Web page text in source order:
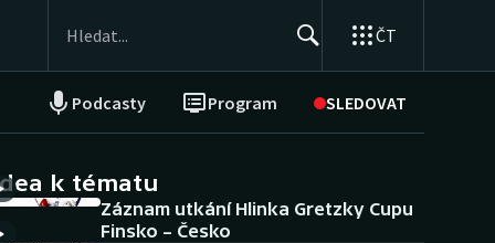
ČT
Podcasty Program SLEDOVAT
NEPŘEHLÉDNĚTE
Historické návraty
k tématu
Záznam utkání Hlinka Gretzky Cupu
Finsko – Česko